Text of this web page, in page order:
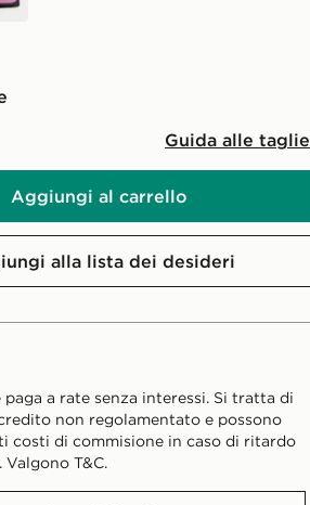
Guida alle taglie
Aggiungi al carrello
alla lista dei desideri
a rate senza interessi. Si tratta di
non regolamentato e possono
costi di commisione in caso di ritardo
T&C.